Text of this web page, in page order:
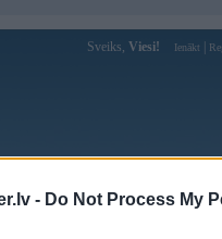
- Do Not Process My
Sveiks, Viesi! Ienākt
Forums Galerijas